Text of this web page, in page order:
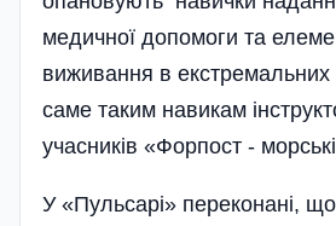
медич­ної допомоги та
виживання в екстремальних
саме таким­ навикам
учасників «Форпост -
У «Пульсарі» переконані, що